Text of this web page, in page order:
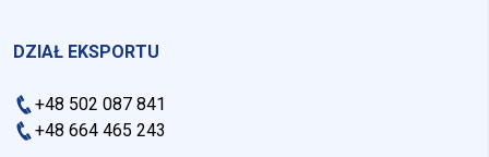
DZIAŁ EKSPORTU
+48 502 087 841
+48 664 465 243